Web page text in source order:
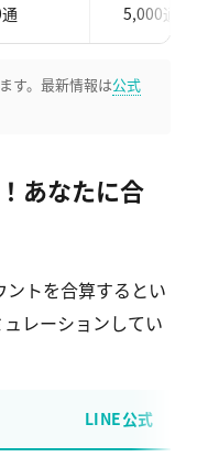
5,000通
す。最新情報は公式
あなたに合
トを合算するとい
レーションしてい
LINE公式